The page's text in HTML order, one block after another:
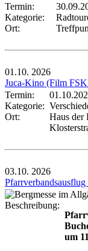
Termin:
Kategorie:
Ort:
01.10. 2026
Juca-Kino (Film
Termin:
Kategorie:
Ort:
Haus der
03.10. 2026
Beschreibung:
um